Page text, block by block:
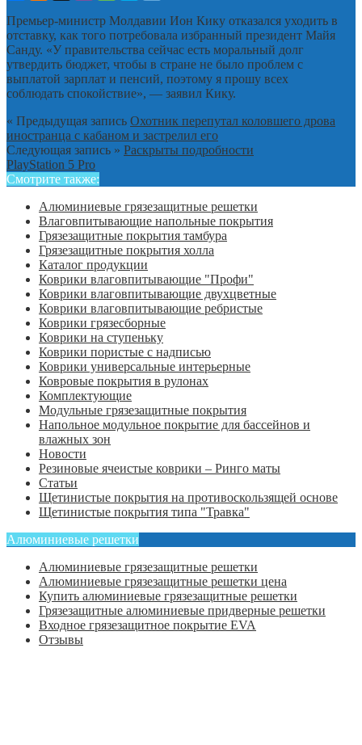
Премьер-министр Молдавии Ион Кику отказался уходить в
отставку, как того потребовала избранный президент Майя
Санду. «У правительства сейчас есть моральный долг
утвердить бюджет, чтобы в стране не было проблем с
выплатой зарплат и пенсий, поэтому я прошу всех
соблюдать спокойствие», — заявил Кику.
« Предыдущая запись Охотник перепутал коловшего дрова
иностранца с кабаном и застрелил его
Следующая запись » Раскрыты подробности
PlayStation 5 Pro
Смотрите также:
Алюминиевые грязезащитные решетки
Влаговпитывающие напольные покрытия
Грязезащитные покрытия тамбура
Грязезащитные покрытия холла
Каталог продукции
Коврики влаговпитывающие "Профи"
Коврики влаговпитывающие двухцветные
Коврики влаговпитывающие ребристые
Коврики грязесборные
Коврики на ступеньку
Коврики пористые с надписью
Коврики универсальные интерьерные
Ковровые покрытия в рулонах
Комплектующие
Модульные грязезащитные покрытия
Напольное модульное покрытие для бассейнов и
влажных зон
Новости
Резиновые ячеистые коврики – Ринго маты
Статьи
Щетинистые покрытия на противоскользящей основе
Щетинистые покрытия типа "Травка"
Алюминиевые решетки
Алюминиевые грязезащитные решетки
Алюминиевые грязезащитные решетки цена
Купить алюминиевые грязезащитные решетки
Грязезащитные алюминиевые придверные решетки
Входное грязезащитное покрытие EVA
Отзывы